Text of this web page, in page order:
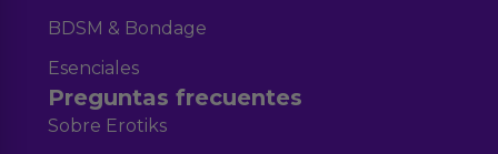
BDSM & Bondage
Esenciales
Preguntas frecuentes
Sobre Erotiks